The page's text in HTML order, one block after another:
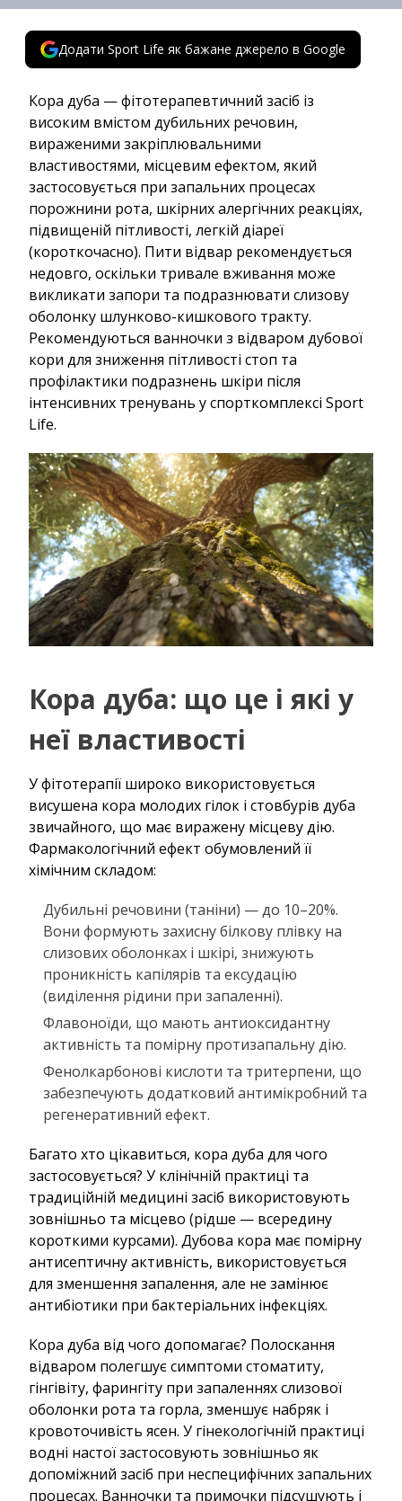
Додати Sport Life як бажане джерело в Google
Кора дуба — фітотерапевтичний засіб із
високим вмістом дубильних речовин,
вираженими закріплювальними
властивостями, місцевим ефектом, який
застосовується при запальних процесах
порожнини рота, шкірних алергічних реакціях,
підвищеній пітливості, легкій діареї
(короткочасно). Пити відвар рекомендується
недовго, оскільки тривале вживання може
викликати запори та подразнювати слизову
оболонку шлунково-кишкового тракту.
Рекомендуються ванночки з відваром дубової
кори для зниження пітливості стоп та
профілактики подразнень шкіри після
інтенсивних тренувань у спорткомплексі Sport
Life.
Кора дуба: що це і які у
неї властивості
У фітотерапії широко використовується
висушена кора молодих гілок і стовбурів дуба
звичайного, що має виражену місцеву дію.
Фармакологічний ефект обумовлений її
хімічним складом:
Дубильні речовини (таніни) — до 10–20%.
Вони формують захисну білкову плівку на
слизових оболонках і шкірі, знижують
проникність капілярів та ексудацію
(виділення рідини при запаленні).
Флавоноїди, що мають антиоксидантну
активність та помірну протизапальну дію.
Фенолкарбонові кислоти та тритерпени, що
забезпечують додатковий антимікробний та
регенеративний ефект.
Багато хто цікавиться, кора дуба для чого
застосовується? У клінічній практиці та
традиційній медицині засіб використовують
зовнішньо та місцево (рідше — всередину
короткими курсами). Дубова кора має помірну
антисептичну активність, використовується
для зменшення запалення, але не замінює
антибіотики при бактеріальних інфекціях.
Кора дуба від чого допомагає? Полоскання
відваром полегшує симптоми стоматиту,
гінгівіту, фарингіту при запаленнях слизової
оболонки рота та горла, зменшує набряк і
кровоточивість ясен. У гінекологічній практиці
водні настої застосовують зовнішньо як
допоміжний засіб при неспецифічних запальних
процесах. Ванночки та примочки підсушують і